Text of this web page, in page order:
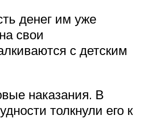
денег им уже
свои
с детским
наказания. В
толкнули его к